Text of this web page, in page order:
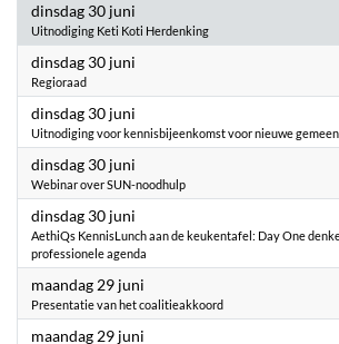
dinsdag 30 juni
Uitnodiging Keti Koti Herdenking
dinsdag 30 juni
Regioraad
dinsdag 30 juni
Uitnodiging voor kennisbijeenkomst voor nieuwe
dinsdag 30 juni
Webinar over SUN-noodhulp
dinsdag 30 juni
AethiQs KennisLunch aan de keukentafel: Day One
professionele agenda
maandag 29 juni
Presentatie van het coalitieakkoord
maandag 29 juni